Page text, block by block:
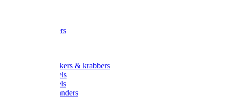
Tuinkrabbers
Onkruidstekers & krabbers
Hartschoffels
Ruitschoffels
Onkruidbranders